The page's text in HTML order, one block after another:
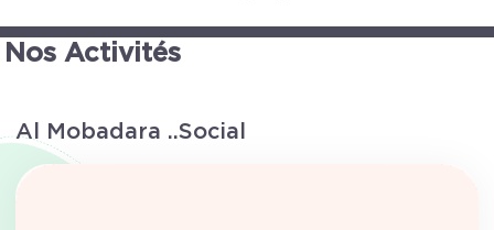
Nos Activités
Al Mobadara ..Social